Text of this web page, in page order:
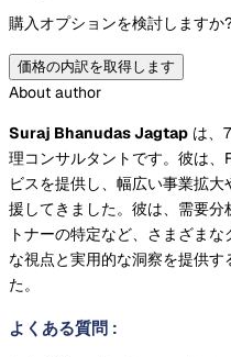
購入オプションを検討しますか
価格の内訳を取得します
About author
Suraj Bhanudas Jagtap は、
理コンサルタントです。彼は
ビスを提供し、幅広い事業拡
援してきました。彼は、需要
トナーの特定など、さまざま
な視点と実用的な洞察を提供
た。
よくある質問 :